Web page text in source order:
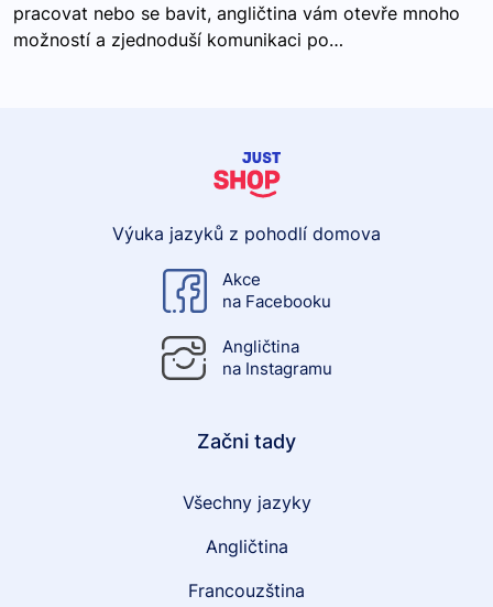
pracovat nebo se bavit, angličtina vám otevře mnoho
možností a zjednoduší komunikaci po…
Výuka jazyků z pohodlí domova
Akce
na Facebooku
Angličtina
na Instagramu
Začni tady
Všechny jazyky
Angličtina
Francouzština